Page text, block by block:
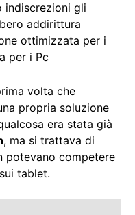
indiscrezioni gli
addirittura
ottimizzata per i
per i Pc
volta che
propria soluzione
era stata già
, ma si trattava di
potevano competere
tablet.